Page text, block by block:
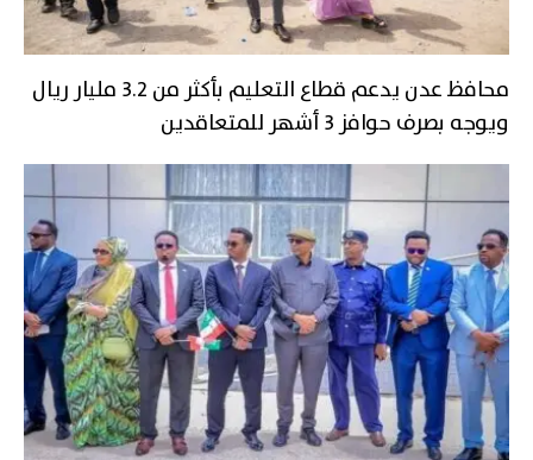
محافظ عدن يدعم قطاع التعليم بأكثر من 3.2 مليار ريال
ويوجه بصرف حوافز 3 أشهر للمتعاقدين